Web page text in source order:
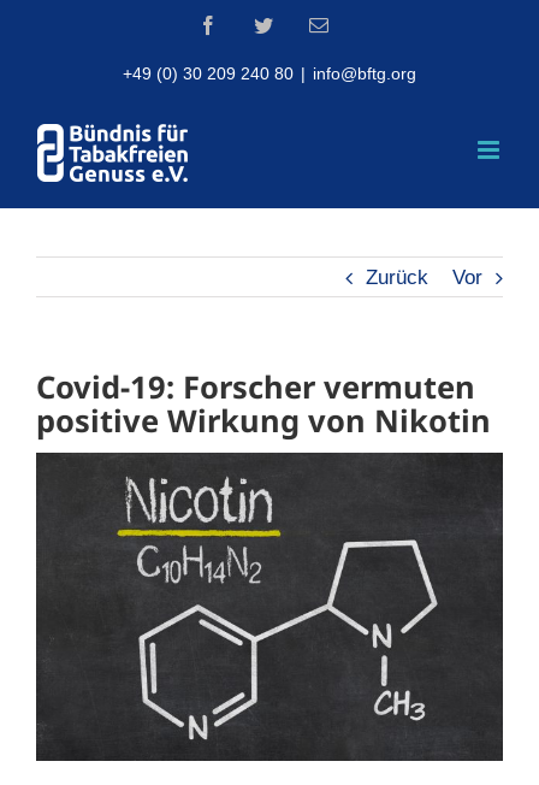
FacebookTwitterEmail
+49 (0) 30 209 240 80 | info@bftg.org
Zurück Vor
Covid-19: Forscher vermuten
positive Wirkung von Nikotin